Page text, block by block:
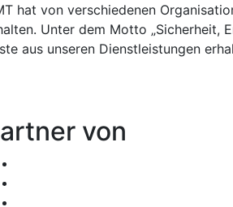
hat von verschiedenen
Unter dem Motto „Sicherheit,
aus unseren Dienstleistungen
von